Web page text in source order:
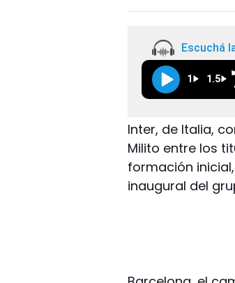
Escuchá
1 1.5
Inter, de Italia,
Milito entre los
formación
inaugural del